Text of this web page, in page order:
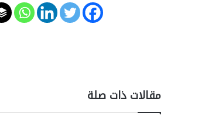
مقالات ذات صلة